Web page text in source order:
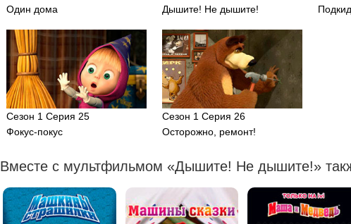
Один дома
Дышите! Не дышите!
Сезон 1 Серия 25
Фокус-покус
Сезон 1 Серия 26
Осторожно, ремонт!
Вместе с мультфильмом «Дышите! Не дышите!»